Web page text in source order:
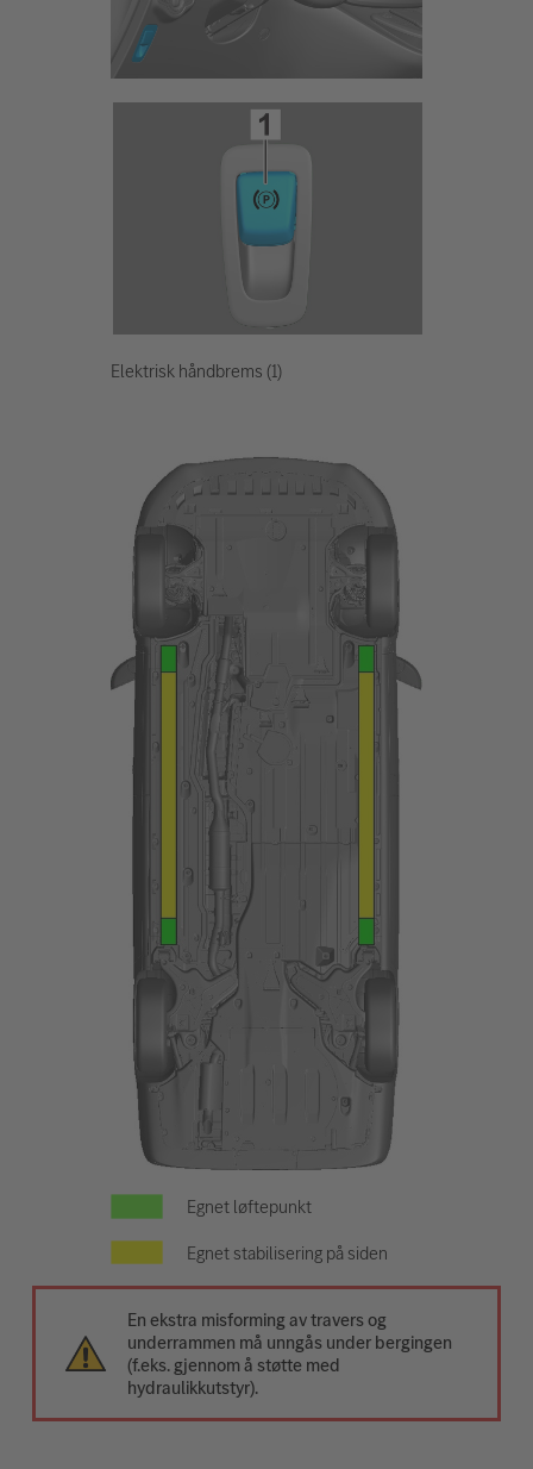
Elektrisk håndbrems (1)
Egnet løftepunkt
Egnet stabilisering på siden
En ekstra misforming av travers og
underrammen må unngås under bergingen
(f.eks. gjennom å støtte med
hydraulikkutstyr).